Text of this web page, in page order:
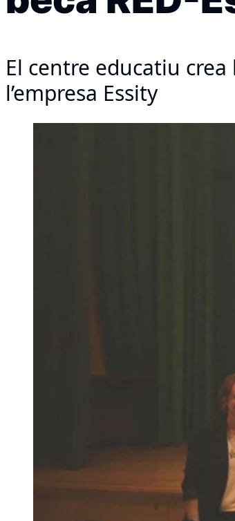
El centre educatiu
l’empresa Essity